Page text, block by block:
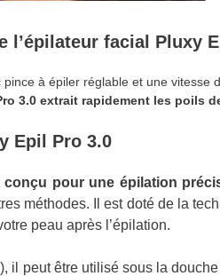
l’épilateur facial Pluxy
à épiler réglable et une
3.0 extrait rapidement les poils
Epil Pro 3.0
conçu pour une épilation
méthodes. Il est doté de la
peau après l’épilation.
il peut être utilisé sous la